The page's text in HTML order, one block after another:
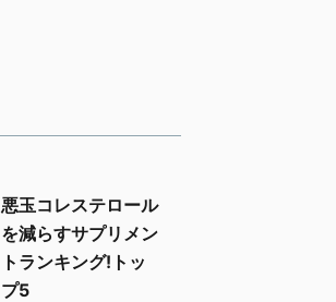
悪玉コレステロール
を減らすサプリメン
トランキング!トッ
プ5